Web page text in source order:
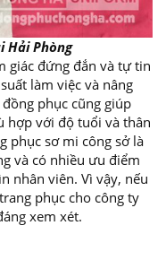
Hải Phòng
giác đứng đắn và tự tin
làm việc và nâng
phục cũng giúp
hợp với độ tuổi và thân
phục sơ mi công sở là
và có nhiều ưu điểm
nhân viên. Vì vậy, nếu
phục cho công ty
xem xét.